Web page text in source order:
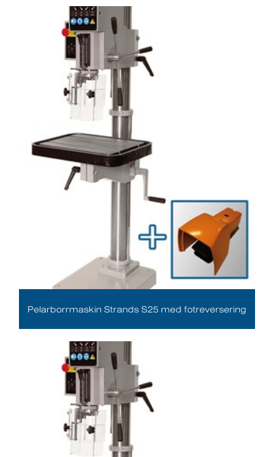
Pelarborrmaskin Strands S25 med fotreversering